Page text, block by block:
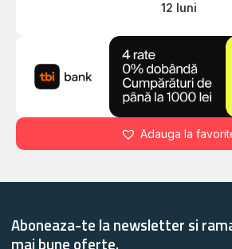
12 luni
Adauga la
Aboneaza-te la newsletter si
mai bune oferte.